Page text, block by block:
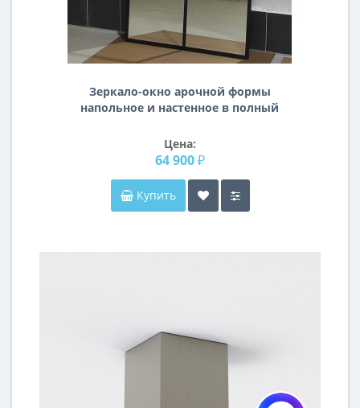
Зеркало-окно арочной формы
напольное и настенное в полный
Цена:
64 900 ₽
Купить